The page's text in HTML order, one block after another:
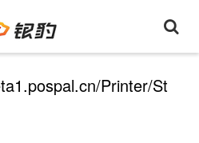
Printer/St